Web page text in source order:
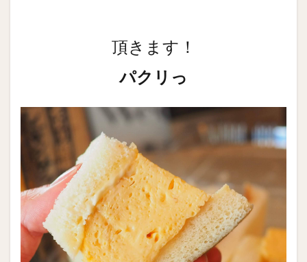
頂きます！
パクリっ